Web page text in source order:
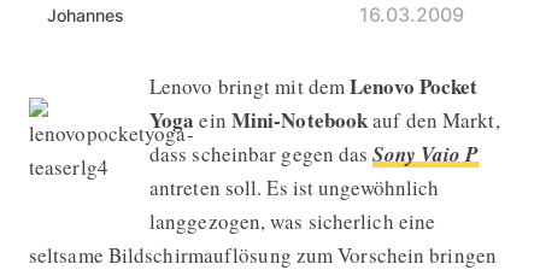
Johannes 16.03.2009
Bilder vom Lenovo Pocket Yoga
Lenovo bringt mit demLenovo Pocket
Yoga ein Mini-Notebookauf den Markt,
dass scheinbar gegen dasSony Vaio P
antreten soll. Es ist ungewöhnlich
langgezogen, was sicherlich eine
seltsame Bildschirmauflösung zum Vorschein bringen